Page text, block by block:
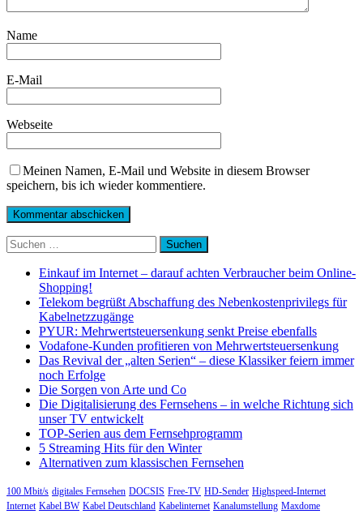
Name
E-Mail
Webseite
Meinen Namen, E-Mail und Website in diesem Browser
speichern, bis ich wieder kommentiere.
Suchen
nach:
Einkauf im Internet – darauf achten Verbraucher beim Online-
Shopping!
Telekom begrüßt Abschaffung des Nebenkostenprivilegs für
Kabelnetzzugänge
PYUR: Mehrwertsteuersenkung senkt Preise ebenfalls
Vodafone-Kunden profitieren von Mehrwertsteuersenkung
Das Revival der „alten Serien“ – diese Klassiker feiern immer
noch Erfolge
Die Sorgen von Arte und Co
Die Digitalisierung des Fernsehens – in welche Richtung sich
unser TV entwickelt
TOP-Serien aus dem Fernsehprogramm
5 Streaming Hits für den Winter
Alternativen zum klassischen Fernsehen
100 Mbit/s digitales Fernsehen DOCSIS Free-TV HD-Sender Highspeed-Internet
Internet Kabel BW Kabel Deutschland Kabelinternet Kanalumstellung Maxdome